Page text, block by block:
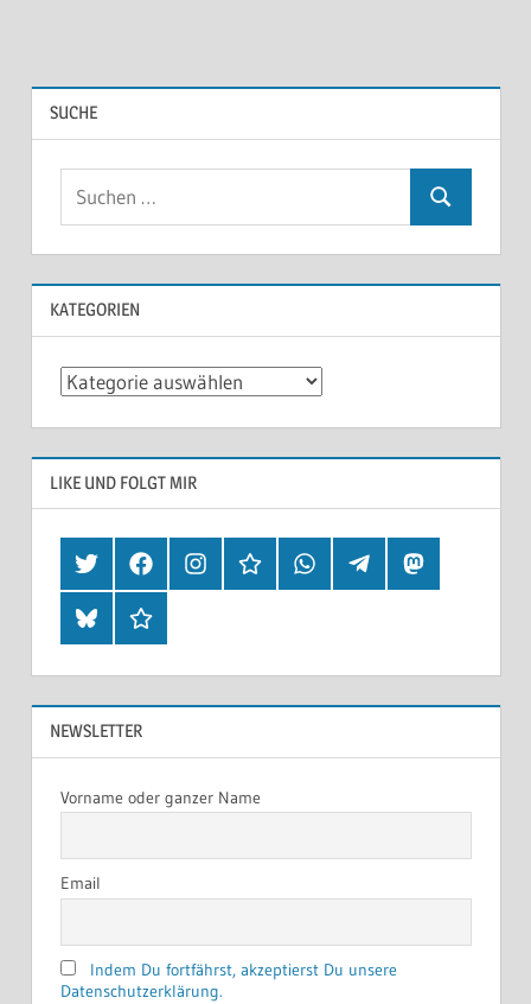
SUCHE
KATEGORIEN
Kategorien
LIKE UND FOLGT MIR
TwitterFacebookInstagramHearthisWhatsappTelegramMastodon
BlueskyThreads
NEWSLETTER
Vorname oder ganzer Name
Email
Indem Du fortfährst, akzeptierst Du unsere
Datenschutzerklärung.